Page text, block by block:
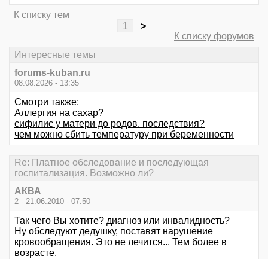
К списку тем
1
>
К списку форумов
Интересные темы
forums-kuban.ru
08.08.2026 - 13:35
Смотри также:
Аллергия на сахар?
сифилис у матери до родов. последствия?
чем можно сбить температуру при беременности
Re: Платное обследование и последующая
госпитализация. Возможно ли?
АКВА
2 - 21.06.2010 - 07:50
Так чего Вы хотите? диагноз или инвалидность?
Ну обследуют дедушку, поставят нарушение
кровообращения. Это не лечится... Тем более в
возрасте.